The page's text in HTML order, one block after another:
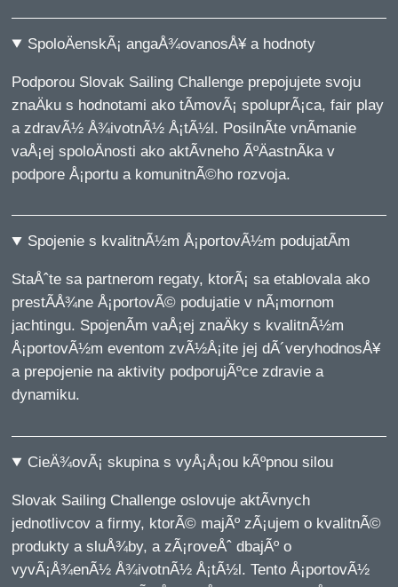
SpoloÄenskÃ¡ angaÅ¾ovanosÅ¥ a hodnoty
Podporou Slovak Sailing Challenge prepojujete svoju
znaÄku s hodnotami ako tÃ­movÃ¡ spoluprÃ¡ca, fair play
a zdravÃ½ Å¾ivotnÃ½ Å¡tÃ½l. PosilnÃ­te vnÃ­manie
vaÅ¡ej spoloÄnosti ako aktÃ­vneho ÃºÄastnÃ­ka v
podpore Å¡portu a komunitnÃ©ho rozvoja.
Spojenie s kvalitnÃ½m Å¡portovÃ½m podujatÃ­m
StaÅˆte sa partnerom regaty, ktorÃ¡ sa etablovala ako
prestÃ­Å¾ne Å¡portovÃ© podujatie v nÃ¡mornom
jachtingu. SpojenÃ­m vaÅ¡ej znaÄky s kvalitnÃ½m
Å¡portovÃ½m eventom zvÃ½Å¡ite jej dÃ´veryhodnosÅ¥
a prepojenie na aktivity podporujÃºce zdravie a
dynamiku.
CieÄ¾ovÃ¡ skupina s vyÅ¡Å¡ou kÃºpnou silou
Slovak Sailing Challenge oslovuje aktÃ­vnych
jednotlivcov a firmy, ktorÃ© majÃº zÃ¡ujem o kvalitnÃ©
produkty a sluÅ¾by, a zÃ¡roveÅˆ dbajÃº o
vyvÃ¡Å¾enÃ½ Å¾ivotnÃ½ Å¡tÃ½l. Tento Å¡portovÃ½